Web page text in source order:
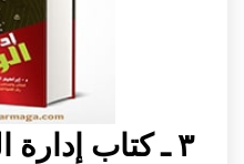
٣ ـ كتاب إدارة الوقت